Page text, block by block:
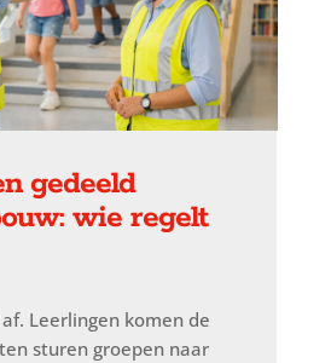
gedeeld
wie regelt
Leerlingen komen de
sturen groepen naar